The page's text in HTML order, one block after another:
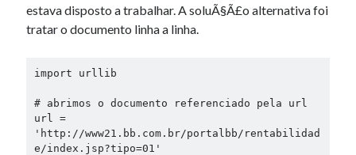
estava disposto a trabalhar. A soluÃ§Ã£o alternativa foi
tratar o documento linha a linha.
import urllib
# abrimos o documento referenciado pela url
url =
'http://www21.bb.com.br/portalbb/rentabilidad
e/index.jsp?tipo=01'